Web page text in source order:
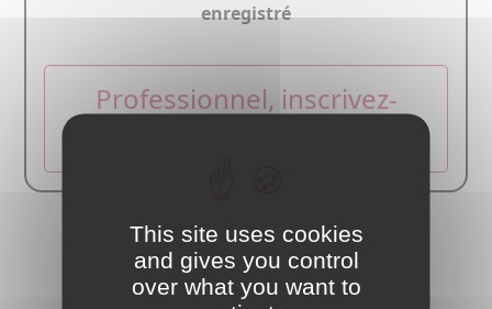
enregistré
Professionnel, inscrivez-
Avec le
soutien de :
This site uses cookies
and gives you control
over what you want to